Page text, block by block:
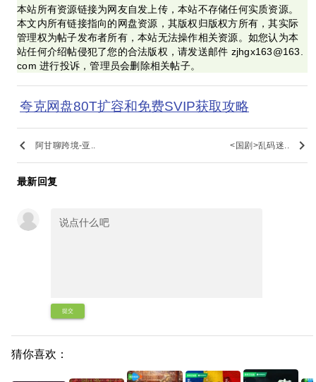
本站所有资源链接为网友自发上传，本站不存储任何实质资源。
本文内所有链接指向的网盘资源，其版权归版权方所有，其实际
管理权为帖子发布者所有，本站无法操作相关资源。如您认为本
站任何介绍帖侵犯了您的合法版权，请发送邮件 zjhgx163@163.
com 进行投诉，管理员会删除相关帖子。
夸克网盘80T扩容和免费SVIP获取攻略
keyboard_arrow_left 阿甘聊跨境-亚.. <国剧>乱码迷.. keyboard_arrow_right
最新回复
提交
猜你喜欢：